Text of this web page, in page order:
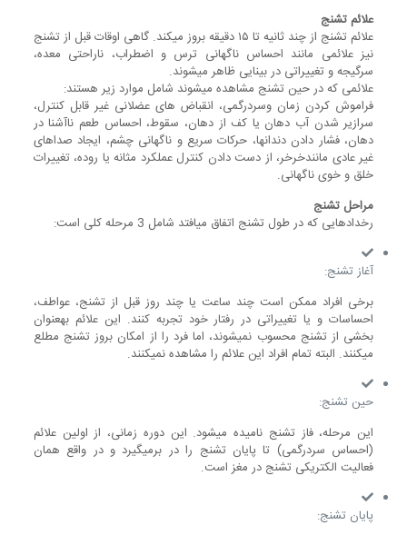
علائم تشنج
علائم تشنج از چند ثانیه تا ۱۵ دقیقه بروز می‎کند. گاهی اوقات قبل از تشنج
نیز علائمی مانند احساس ناگهانی ترس و اضطراب، ناراحتی معده،
سرگیجه و تغییراتی در بینایی ظاهر می‎شوند.
علائمی که در حین تشنج مشاهده می‎شوند شامل موارد زیر هستند:
فراموش کردن زمان وسردرگمی، انقباض های عضلانی غیر قابل کنترل،
سرازیر شدن آب دهان یا کف از دهان، سقوط، احساس طعم ناآشنا در
دهان، فشار دادن دندانها، حرکات سریع و ناگهانی چشم، ایجاد صداهای
غیر عادی مانندخرخر، از دست دادن کنترل عملکرد مثانه یا روده، تغییرات
خلق و خوی ناگهانی.
مراحل تشنج
رخدادهایی که در طول تشنج اتفاق می‎افتد شامل 3 مرحله کلی است:
آغاز تشنج:
برخی افراد ممکن است چند ساعت یا چند روز قبل از تشنج، عواطف،
احساسات و یا تغییراتی در رفتار خود تجربه کنند. این علائم به‎عنوان
بخشی از تشنج محسوب نمی‎شوند، اما فرد را از امکان بروز تشنج مطلع
می‎کنند. البته تمام افراد این علائم را مشاهده نمی‎کنند.
حین تشنج:
این مرحله، فاز تشنج نامیده می‫‫‫‫‫شود. این دوره زمانی، از اولین علائم
(احساس سردرگمی) تا پایان تشنج را در برمی‏‏گیرد و در واقع همان
فعالیت الکتریکی تشنج در مغز است.‬‬‬‬‬‬‬‬‬‬
پایان تشنج: